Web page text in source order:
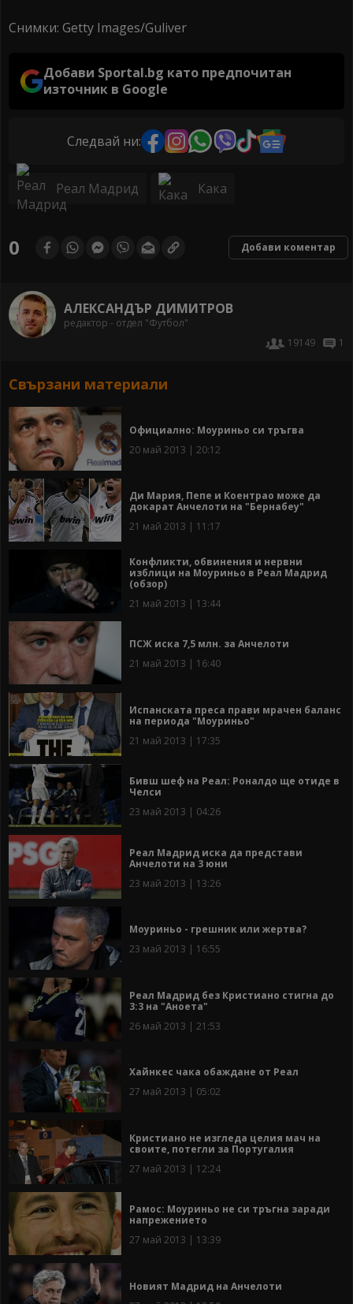
Снимки: Getty Images/Guliver
Добави Sportal.bg като предпочитан
източник в Google
Следвай ни:
Реал Мадрид Кака
0 Добави коментар
АЛЕКСАНДЪР ДИМИТРОВ
редактор - отдел "Футбол"
19149
1
Свързани материали
Официално: Моуриньо си тръгва
20 май 2013 | 20:12
Ди Мария, Пепе и Коентрао може да
докарат Анчелоти на "Бернабеу"
21 май 2013 | 11:17
Конфликти, обвинения и нервни
изблици на Моуриньо в Реал Мадрид
(обзор)
21 май 2013 | 13:44
ПСЖ иска 7,5 млн. за Анчелоти
21 май 2013 | 16:40
Испанската преса прави мрачен баланс
на периода "Моуриньо"
21 май 2013 | 17:35
Бивш шеф на Реал: Роналдо ще отиде в
Челси
23 май 2013 | 04:26
Реал Мадрид иска да представи
Анчелоти на 3 юни
23 май 2013 | 13:26
Моуриньо - грешник или жертва?
23 май 2013 | 16:55
Реал Мадрид без Кристиано стигна до
3:3 на "Аноета"
26 май 2013 | 21:53
Хайнкес чака обаждане от Реал
27 май 2013 | 05:02
Кристиано не изгледа целия мач на
своите, потегли за Португалия
27 май 2013 | 12:24
Рамос: Моуриньо не си тръгна заради
напрежението
27 май 2013 | 13:39
Новият Мадрид на Анчелоти